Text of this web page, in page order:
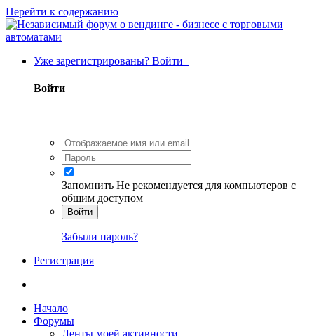
Перейти к содержанию
Уже зарегистрированы? Войти
Войти
Запомнить Не рекомендуется для компьютеров с
общим доступом
Войти
Забыли пароль?
Регистрация
Начало
Форумы
Ленты моей активности